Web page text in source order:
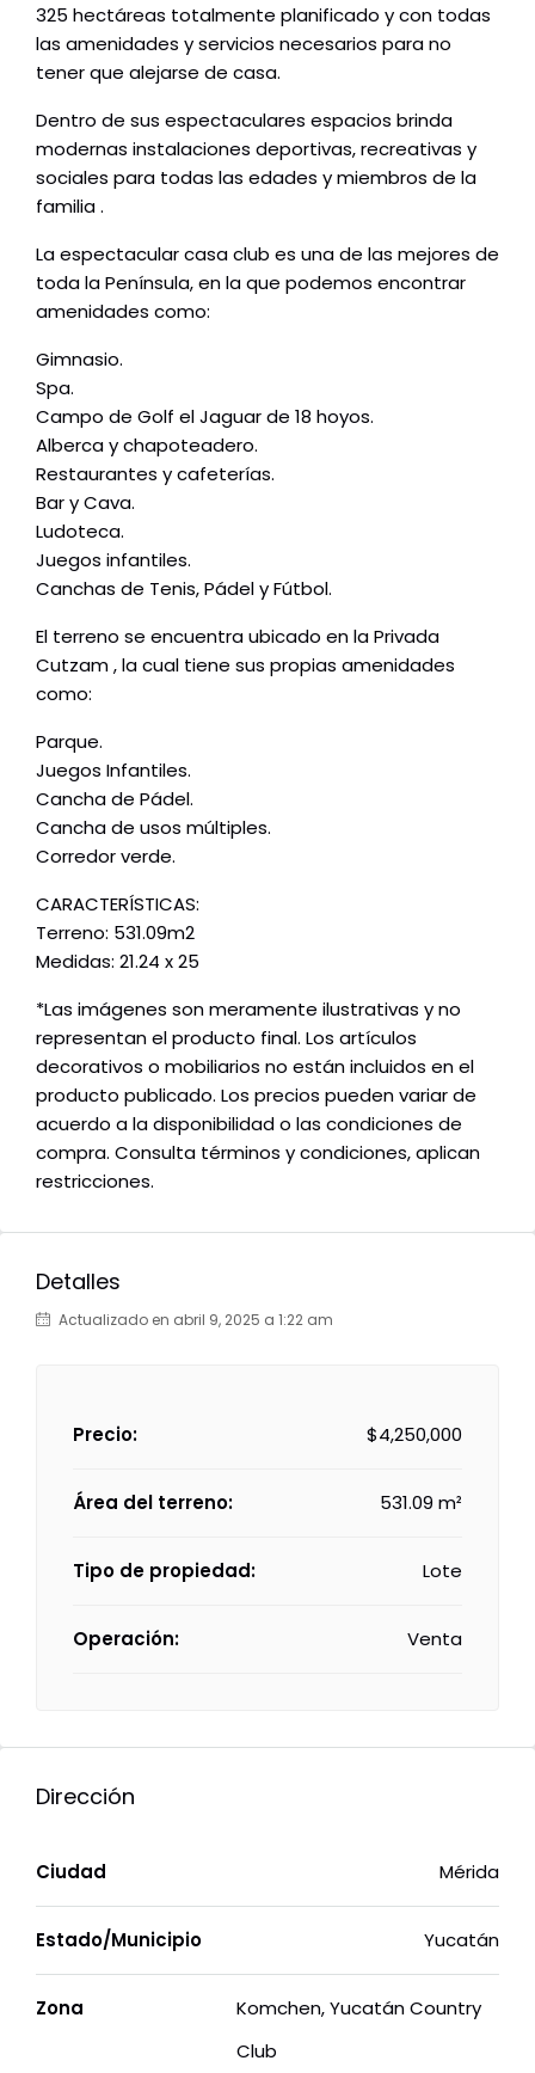
325 hectáreas totalmente planificado y con todas
las amenidades y servicios necesarios para no
tener que alejarse de casa.
Dentro de sus espectaculares espacios brinda
modernas instalaciones deportivas, recreativas y
sociales para todas las edades y miembros de la
familia .
La espectacular casa club es una de las mejores de
toda la Península, en la que podemos encontrar
amenidades como:
Gimnasio.
Spa.
Campo de Golf el Jaguar de 18 hoyos.
Alberca y chapoteadero.
Restaurantes y cafeterías.
Bar y Cava.
Ludoteca.
Juegos infantiles.
Canchas de Tenis, Pádel y Fútbol.
El terreno se encuentra ubicado en la Privada
Cutzam , la cual tiene sus propias amenidades
como:
Parque.
Juegos Infantiles.
Cancha de Pádel.
Cancha de usos múltiples.
Corredor verde.
CARACTERÍSTICAS:
Terreno: 531.09m2
Medidas: 21.24 x 25
*Las imágenes son meramente ilustrativas y no
representan el producto final. Los artículos
decorativos o mobiliarios no están incluidos en el
producto publicado. Los precios pueden variar de
acuerdo a la disponibilidad o las condiciones de
compra. Consulta términos y condiciones, aplican
restricciones.
Detalles
Actualizado en abril 9, 2025 a 1:22 am
Precio: $4,250,000
Área del terreno: 531.09 m²
Tipo de propiedad: Lote
Operación: Venta
Dirección
Ciudad Mérida
Estado/Municipio Yucatán
Zona
Komchen, Yucatán Country
Club